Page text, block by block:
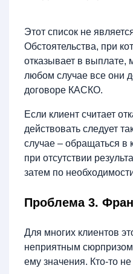
Этот список не
Обстоятельства, при
отказывает в выплате,
любом случае все они
договоре КАСКО.
Если клиент считает
действовать следует
случае – обращаться в
при отсутствии
затем по
Проблема 3.
Для многих клиентов
неприятным
ему значения. Кто-то